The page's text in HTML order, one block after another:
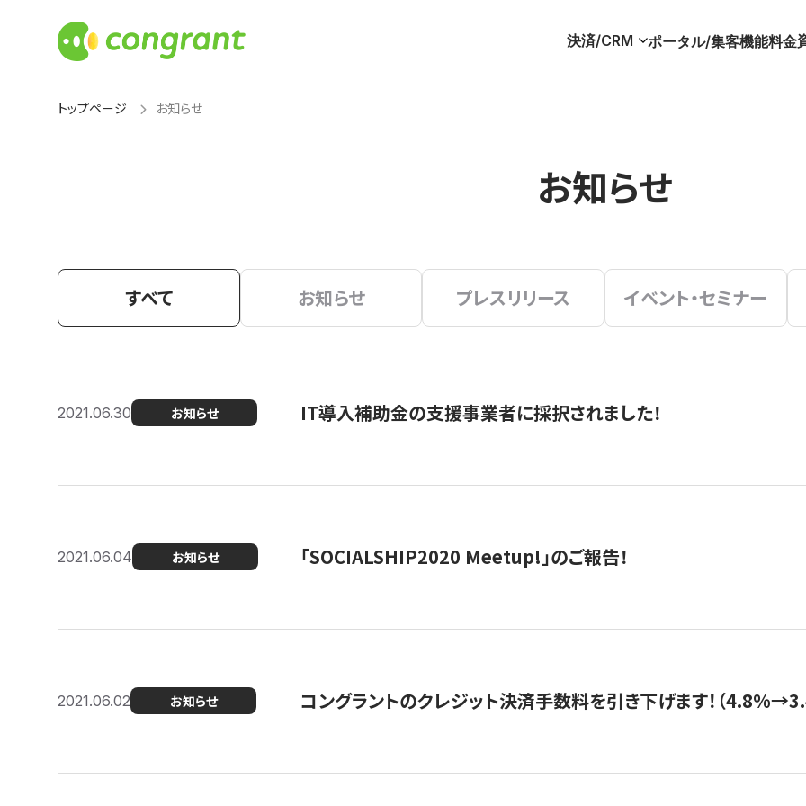
決済/CRM ポータル/集客機能料金
トップページ お知らせ
お知らせ
すべて お知らせ プレスリリース イベント・セミナー
2021.06.30 お知らせ IT導入補助金の支援事業者に採択されました！
2021.06.04 お知らせ 「SOCIALSHIP2020 Meetup!」のご報告！
2021.06.02 お知らせ コングラントのクレジット決済手数料を引き下げます！（